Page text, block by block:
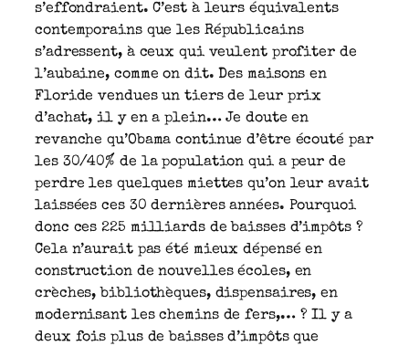
s’effondraient. C’est à leurs équivalents
contemporains que les Républicains
s’adressent, à ceux qui veulent profiter de
l’aubaine, comme on dit. Des maisons en
Floride vendues un tiers de leur prix
d’achat, il y en a plein… Je doute en
revanche qu’Obama continue d’être écouté par
les 30/40% de la population qui a peur de
perdre les quelques miettes qu’on leur avait
laissées ces 30 dernières années. Pourquoi
donc ces 225 milliards de baisses d’impôts ?
Cela n’aurait pas été mieux dépensé en
construction de nouvelles écoles, en
crèches, bibliothèques, dispensaires, en
modernisant les chemins de fers,… ? Il y a
deux fois plus de baisses d’impôts que